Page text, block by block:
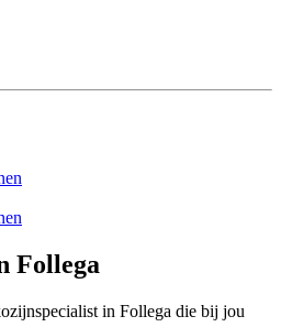
Follega
in Follega die bij jou